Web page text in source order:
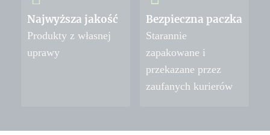
Najwyższa jakość
Produkty z własnej
uprawy
Bezpieczna paczka
Starannie
zapakowane i
przekazane przez
zaufanych kurierów